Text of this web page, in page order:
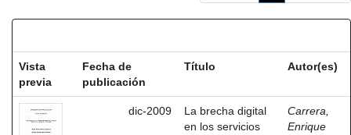
Vista
previa
Fecha de
publicación
Título Autor(es)
dic-2009
La brecha digital
en los servicios
Carrera,
Enrique